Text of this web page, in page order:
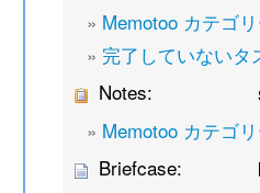
» Memotoo カテゴ
» 完了していないタ
Notes:
» Memotoo カテゴ
Briefcase: